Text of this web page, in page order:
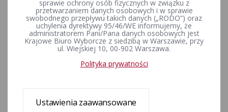
114 uczniów z całej Polski zakwalifikowało się do II etapu VI edycji
Ogólnopolskiego Konkursu Wiedzy o Prawie Wyborczym
„Wybieram Wybory”.
ponadpodstawowych. I etap konkursu, który odbył się 10 grudnia
którzy uzyskali co najmniej 20 punktów.
sprawie ochrony osób fizycznych w związku z
przetwarzaniem danych osobowych i w sprawie
swobodnego przepływu takich danych („RODO”) oraz
uchylenia dyrektywy 95/46/WE informujemy, że
administratorem Pani/Pana danych osobowych jest
Krajowe Biuro Wyborcze z siedzibą w Warszawie, przy
ul. Wiejskiej 10, 00-902 Warszawa.
Polityka prywatności
Ustawienia zaawansowane